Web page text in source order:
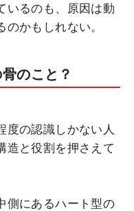
いるのも、原因は動
かもしれない。
のこと？
度の認識しかない人
造と役割を押さえて
側にあるハート型の